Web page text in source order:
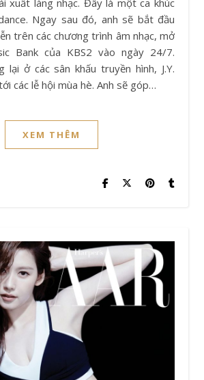
Ngay sau đó, anh sẽ bắt đầu
trên các chương trình âm nhạc, mở
Bank của KBS2 vào ngày 24/7.
lại ở các sân khấu truyền hình, J.Y.
các lễ hội mùa hè. Anh sẽ góp…
XEM THÊM